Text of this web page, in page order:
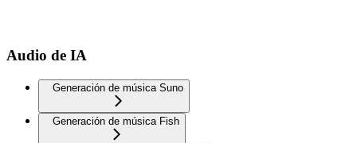
Audio de IA
Generación de música Suno
Generación de música Fish